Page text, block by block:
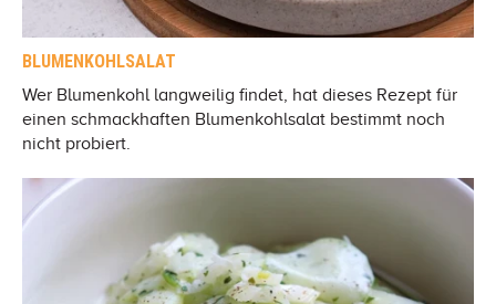
BLUMENKOHLSALAT
Wer Blumenkohl langweilig findet, hat dieses Rezept für
einen schmackhaften Blumenkohlsalat bestimmt noch
nicht probiert.